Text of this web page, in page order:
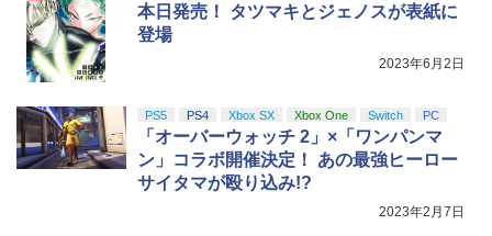
本日発売！ タツマキとジェノスが表紙に
登場
2023年6月2日
PS5 PS4 Xbox SX Xbox One Switch PC
「オーバーウォッチ 2」×「ワンパンマ
ン」コラボ開催決定！ あの最強ヒーロー
サイタマが殴り込み!?
2023年2月7日